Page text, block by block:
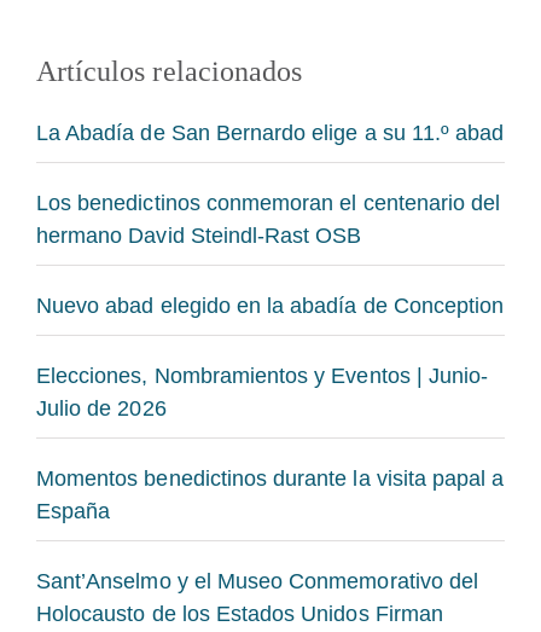
Artículos relacionados
La Abadía de San Bernardo elige a su 11.º abad
Los benedictinos conmemoran el centenario del
hermano David Steindl-Rast OSB
Nuevo abad elegido en la abadía de Conception
Elecciones, Nombramientos y Eventos | Junio-
Julio de 2026
Momentos benedictinos durante la visita papal a
España
Sant’Anselmo y el Museo Conmemorativo del
Holocausto de los Estados Unidos Firman